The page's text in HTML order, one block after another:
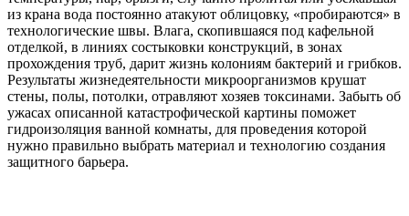
из крана вода постоянно атакуют облицовку, «пробираются» в
технологические швы. Влага, скопившаяся под кафельной
отделкой, в линиях состыковки конструкций, в зонах
прохождения труб, дарит жизнь колониям бактерий и грибков.
Результаты жизнедеятельности микроорганизмов крушат
стены, полы, потолки, отравляют хозяев токсинами. Забыть об
ужасах описанной катастрофической картины поможет
гидроизоляция ванной комнаты, для проведения которой
нужно правильно выбрать материал и технологию создания
защитного барьера.